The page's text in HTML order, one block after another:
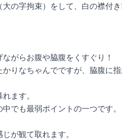
の字拘束）をして、白の襟付
がらお腹や脇腹をくすぐり！
りなちゃんでですが、脇腹に
ます。
でも最弱ポイントの一つです。
が観て取れます。